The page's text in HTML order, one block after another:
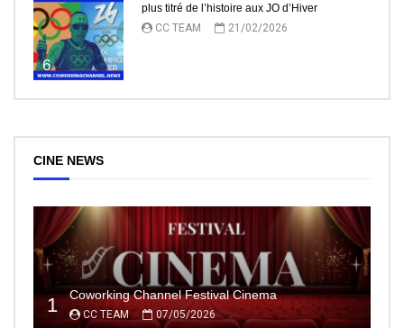
6
plus titré de l’histoire aux JO d’Hiver
CC TEAM
21/02/2026
CINE NEWS
1 Coworking Channel Festival Cinema
CC TEAM 07/05/2026